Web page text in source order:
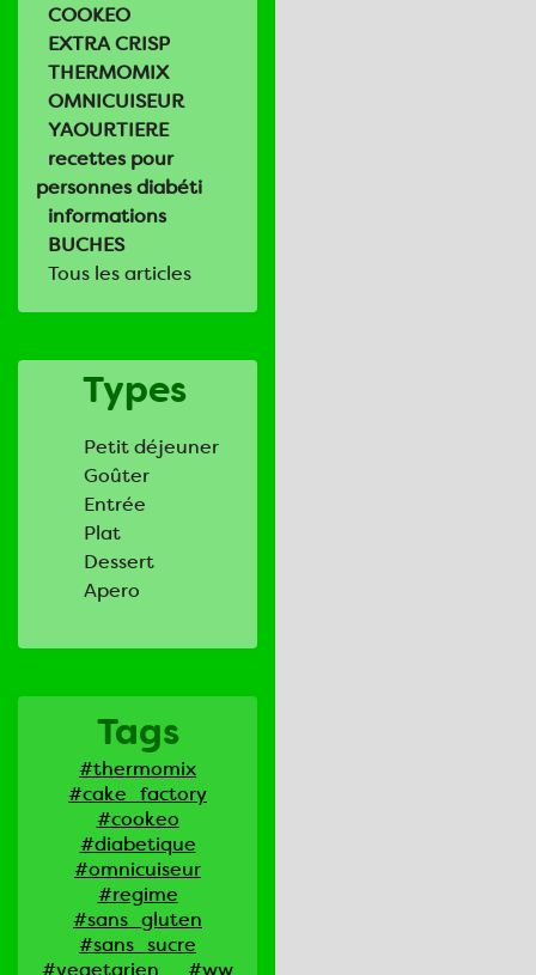
COOKEO
EXTRA CRISP
THERMOMIX
OMNICUISEUR
YAOURTIERE
recettes pour
personnes diabéti
informations
BUCHES
Tous les articles
Types
Petit déjeuner
Goûter
Entrée
Plat
Dessert
Apero
Tags
#thermomix
#cake_factory
#cookeo
#diabetique
#omnicuiseur
#regime
#sans_gluten
#sans_sucre
#vegetarien
#ww